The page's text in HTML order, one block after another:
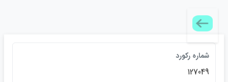
شماره ركورد
127049